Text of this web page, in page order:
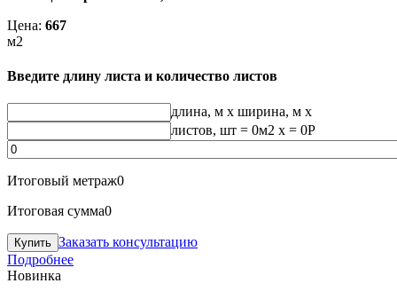
Цена: 667
м2
Введите длину листа и количество листов
длина, м x ширина, м x
листов, шт = 0м2 x = 0Р
Итоговый метраж0
Итоговая сумма0
Заказать консультацию
Подробнее
Новинка